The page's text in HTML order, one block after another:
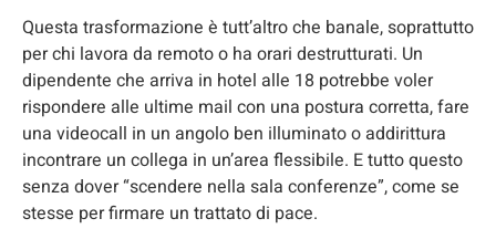
Questa trasformazione è tutt’altro che banale, soprattutto
per chi lavora da remoto o ha orari destrutturati. Un
dipendente che arriva in hotel alle 18 potrebbe voler
rispondere alle ultime mail con una postura corretta, fare
una videocall in un angolo ben illuminato o addirittura
incontrare un collega in un’area flessibile. E tutto questo
senza dover “scendere nella sala conferenze”, come se
stesse per firmare un trattato di pace.